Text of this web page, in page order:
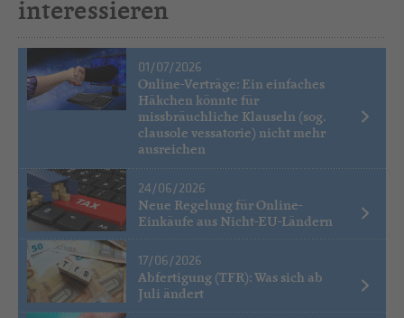
interessieren
01/07/2026
Online-Verträge: Ein einfaches
Häkchen könnte für
missbräuchliche Klauseln (sog.
clausole vessatorie) nicht mehr
ausreichen
24/06/2026
Neue Regelung für Online-
Einkäufe aus Nicht-EU-Ländern
17/06/2026
Abfertigung (TFR): Was sich ab
Juli ändert